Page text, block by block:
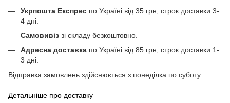
Укрпошта Експрес по Україні від 35 грн, строк доставки 3-
4 дні.
Самовивіз зі складу безкоштовно.
Адресна доставка по Україні від 85 грн, строк доставки 1-
3 дні.
Відправка замовлень здійснюється з понеділка по суботу.
Детальніше про доставку